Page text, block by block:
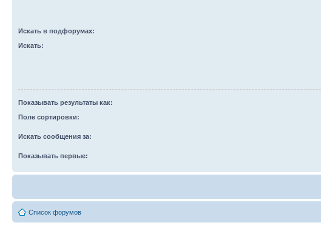
Искать в подфорумах:
Искать:
Показывать результаты как:
Поле сортировки:
Искать сообщения за:
Показывать первые:
Список форумов